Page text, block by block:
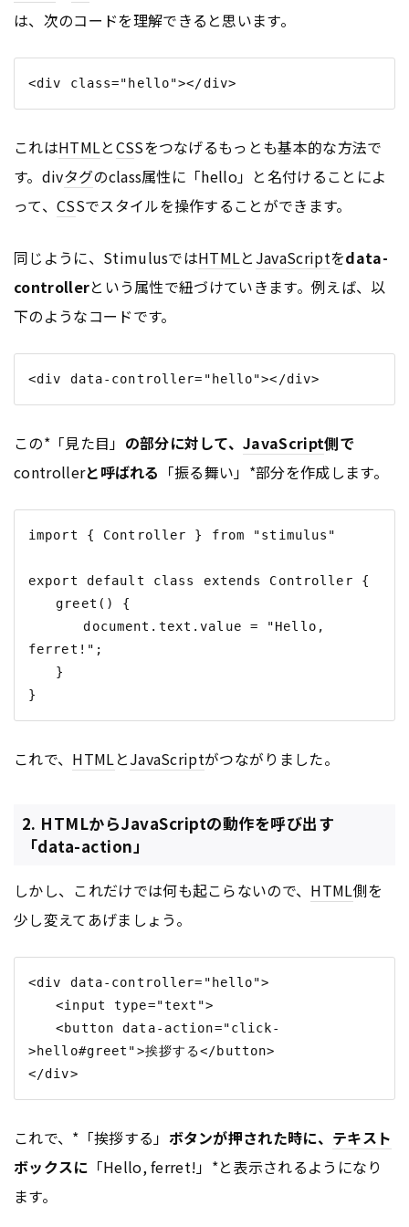
は、次のコードを理解できると思います。
これはHTMLとCSSをつなげるもっとも基本的な方法で
す。divタグのclass属性に「hello」と名付けることによ
って、 CSSでスタイルを操作することができます。
同じように、StimulusではHTMLと JavaScriptをdata-
controllerという属性で紐づけていきます。例えば、以
下のようなコードです。
この*「見た目」 の部分に対して、JavaScript側で
controllerと呼ばれる 「振る舞い」*部分を作成します。
import { Controller } from "stimulus"
export default class extends Controller {
greet() {
document.text.value = "Hello,
ferret!";
}
これで、 HTML とJavaScriptがつながりました。
2. HTMLからJavaScriptの動作を呼び出す
「data-action」
しかし、これだけでは何も起こらないので、 HTML側を
少し変えてあげましょう。
<div data-controller="hello">
<input type="text">
<button data-action="click-
>hello#greet">挨拶する</button>
これで、*「挨拶する」 ボタンが押された時に、 テキスト
ボックスに 「Hello, ferret!」*と表示されるようになり
ます。